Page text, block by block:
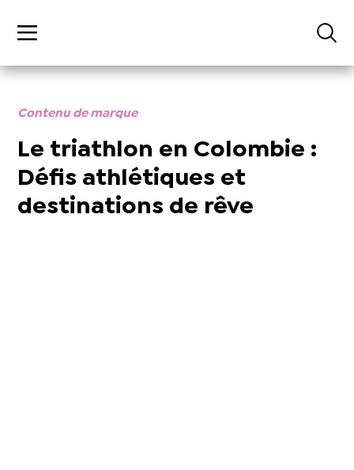
Contenu de marque
Le triathlon en Colombie :
Défis athlétiques et
destinations de rêve